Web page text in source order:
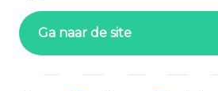
Ga naar de site